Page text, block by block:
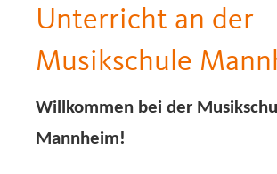
Unterricht an der
Musikschule
Willkommen bei der
Mannheim!